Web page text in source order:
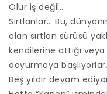
Olur iş değil…
Sırtlanlar… Bu,
olan sırtlan sürüsü
kendilerine attığı veya
doyurmaya başlıyorlar.
Beş yıldır devam